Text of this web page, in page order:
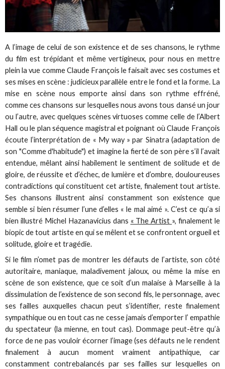
A l’image de celui de son existence et de ses chansons, le rythme
du film est trépidant et même vertigineux, pour nous en mettre
plein la vue comme Claude François le faisait avec ses costumes et
ses mises en scène : judicieux parallèle entre le fond et la forme. La
mise en scène nous emporte ainsi dans son rythme effréné,
comme ces chansons sur lesquelles nous avons tous dansé un jour
ou l’autre, avec quelques scènes virtuoses comme celle de l’Albert
Hall ou le plan séquence magistral et poignant où Claude François
écoute l’interprétation de « My way » par Sinatra (adaptation de
son "Comme d'habitude") et imagine la fierté de son père s’il l’avait
entendue, mêlant ainsi habilement le sentiment de solitude et de
gloire, de réussite et d’échec, de lumière et d’ombre, douloureuses
contradictions qui constituent cet artiste, finalement tout artiste.
Ses chansons illustrent ainsi constamment son existence que
semble si bien résumer l’une d’elles « le mal aimé ». C’est ce qu’a si
bien illustré Michel Hazanavicius dans « The Artist », finalement le
biopic de tout artiste en qui se mêlent et se confrontent orgueil et
solitude, gloire et tragédie.
Si le film n’omet pas de montrer les défauts de l’artiste, son côté
autoritaire, maniaque, maladivement jaloux, ou même la mise en
scène de son existence, que ce soit d’un malaise à Marseille à la
dissimulation de l’existence de son second fils, le personnage, avec
ses failles auxquelles chacun peut s’identifier, reste finalement
sympathique ou en tout cas ne cesse jamais d’emporter l’ empathie
du spectateur (la mienne, en tout cas). Dommage peut-être qu’à
force de ne pas vouloir écorner l’image (ses défauts ne le rendent
finalement à aucun moment vraiment antipathique, car
constamment contrebalancés par ses failles sur lesquelles on